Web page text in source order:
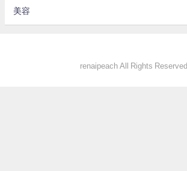
美容
renaipeach All Rights Reserved.